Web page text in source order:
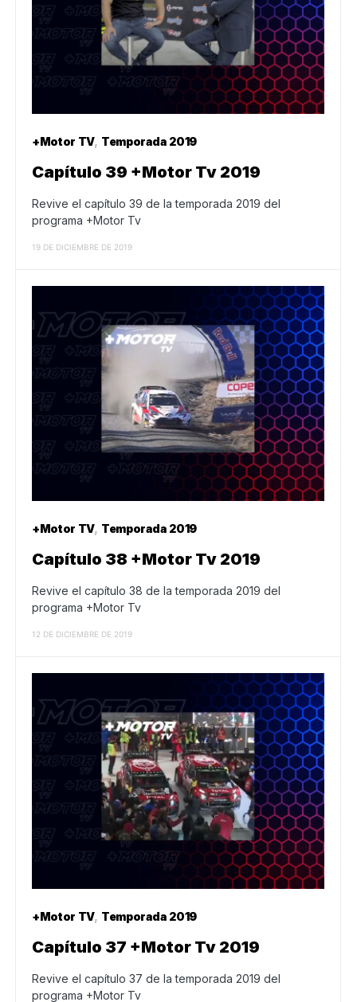
+Motor TV Temporada 2019
Capítulo 39 +Motor Tv 2019
Revive el capítulo 39 de la temporada 2019 del
programa +Motor Tv
19 DE DICIEMBRE DE 2019
+Motor TV Temporada 2019
Capítulo 38 +Motor Tv 2019
Revive el capítulo 38 de la temporada 2019 del
programa +Motor Tv
12 DE DICIEMBRE DE 2019
+Motor TV Temporada 2019
Capítulo 37 +Motor Tv 2019
Revive el capítulo 37 de la temporada 2019 del
programa +Motor Tv